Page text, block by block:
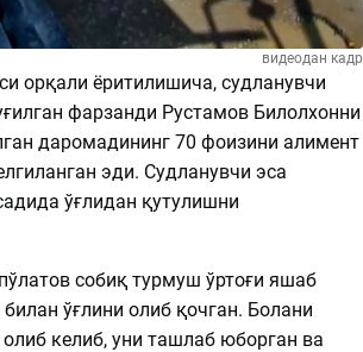
видеодан кадр
орқали ёритилишича, судланувчи
фарзанди Рустамов Билолхонни
даромадининг 70 фоизини алимент
эди. Судланувчи эса
ўғлидан қутулишни
собиқ турмуш ўртоғи яшаб
ўғлини олиб қочган. Болани
келиб, уни ташлаб юборган ва